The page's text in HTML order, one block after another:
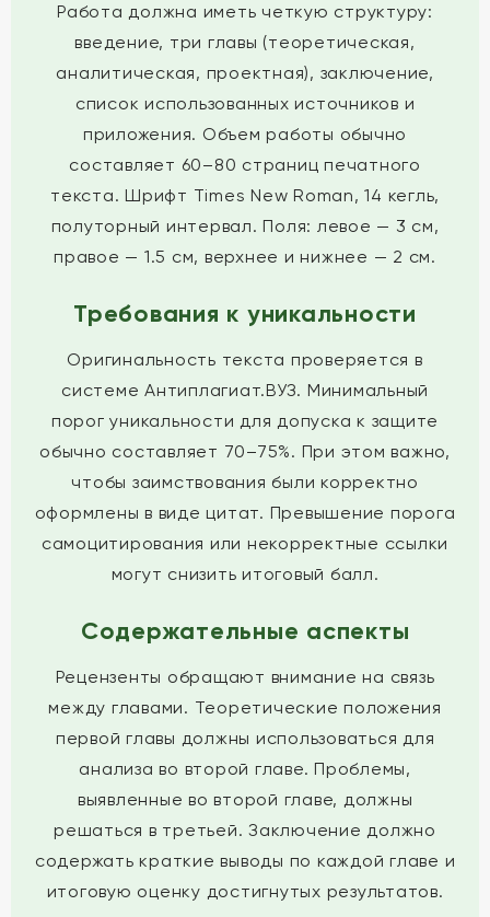
Работа должна иметь четкую структуру:
введение, три главы (теоретическая,
аналитическая, проектная), заключение,
список использованных источников и
приложения. Объем работы обычно
составляет 60–80 страниц печатного
текста. Шрифт Times New Roman, 14 кегль,
полуторный интервал. Поля: левое — 3 см,
правое — 1.5 см, верхнее и нижнее — 2 см.
Требования к уникальности
Оригинальность текста проверяется в
системе Антиплагиат.ВУЗ. Минимальный
порог уникальности для допуска к защите
обычно составляет 70–75%. При этом важно,
чтобы заимствования были корректно
оформлены в виде цитат. Превышение порога
самоцитирования или некорректные ссылки
могут снизить итоговый балл.
Содержательные аспекты
Рецензенты обращают внимание на связь
между главами. Теоретические положения
первой главы должны использоваться для
анализа во второй главе. Проблемы,
выявленные во второй главе, должны
решаться в третьей. Заключение должно
содержать краткие выводы по каждой главе и
итоговую оценку достигнутых результатов.